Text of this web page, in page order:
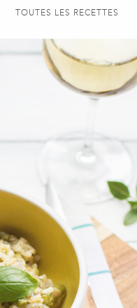
TOUTES LES RECETTES